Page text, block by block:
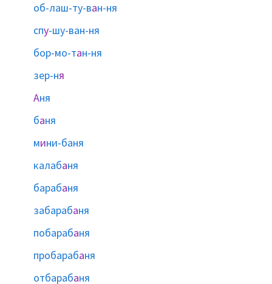
об-лаш-ту-ван-ня
спу-шу-ван-ня
бор-мо-тан-ня
зер-ня
Аня
баня
мини-баня
калабаня
барабаня
забарабаня
побарабаня
пробарабаня
отбарабаня